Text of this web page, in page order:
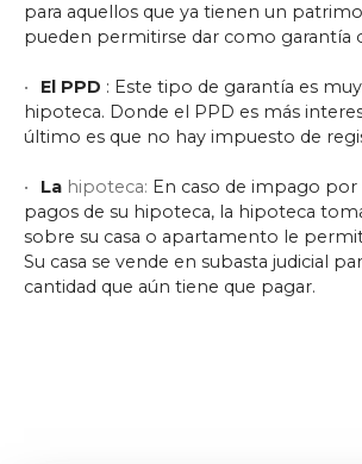
para aquellos que ya tienen un
pueden permitirse dar como garantía
El PPD : Este tipo de garantía es
hipoteca. Donde el PPD es más
último es que no hay impuesto de
La hipoteca: En caso de impago
pagos de su hipoteca, la hipoteca
sobre su casa o apartamento le
Su casa se vende en subasta judicial
cantidad que aún tiene que pagar.